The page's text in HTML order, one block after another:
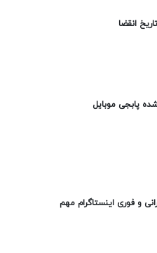
انقضا
پابجی موبایل
و فوری اینستاگرام مهم